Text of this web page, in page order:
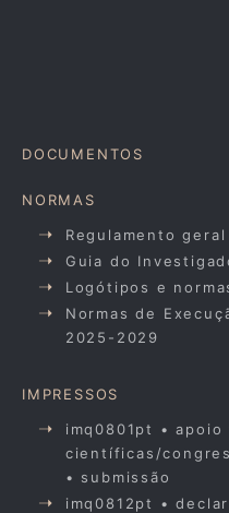
DOCUMENTOS
NORMAS
Regulamento geral
Guia do
Logótipos e
Normas de
2025-2029
IMPRESSOS
imq0801pt •
científicas/
• submissão
imq0812pt •